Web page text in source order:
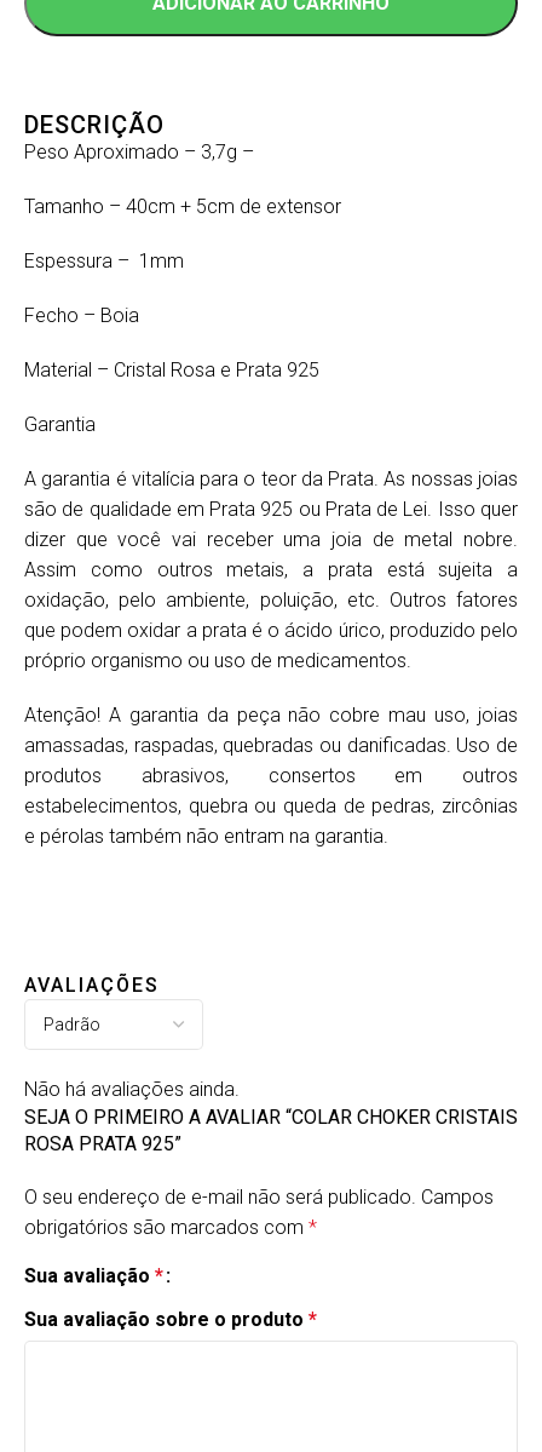
DESCRIÇÃO
Peso Aproximado – 3,7g –
Tamanho – 40cm + 5cm de extensor
Espessura – 1mm
Fecho – Boia
Material – Cristal Rosa e Prata 925
Garantia
A garantia é vitalícia para o teor da Prata. As nossas joias
são de qualidade em Prata 925 ou Prata de Lei. Isso quer
dizer que você vai receber uma joia de metal nobre.
Assim como outros metais, a prata está sujeita a
oxidação, pelo ambiente, poluição, etc. Outros fatores
que podem oxidar a prata é o ácido úrico, produzido pelo
próprio organismo ou uso de medicamentos.
Atenção! A garantia da peça não cobre mau uso, joias
amassadas, raspadas, quebradas ou danificadas. Uso de
produtos abrasivos, consertos em outros
estabelecimentos, quebra ou queda de pedras, zircônias
e pérolas também não entram na garantia.
AVALIAÇÕES
Não há avaliações ainda.
SEJA O PRIMEIRO A AVALIAR “COLAR CHOKER CRISTAIS
ROSA PRATA 925”
O seu endereço de e-mail não será publicado. Campos
obrigatórios são marcados com *
Sua avaliação *
Sua avaliação sobre o produto *